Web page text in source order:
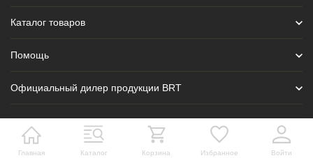
Главная Каталог Корзина Избранное Войти
Каталог товаров
Помощь
Официальный дилер продукции BRT